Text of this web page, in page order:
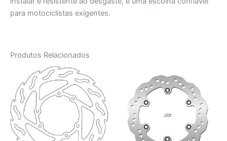
para motociclistas exigentes.
Produtos Relacionados